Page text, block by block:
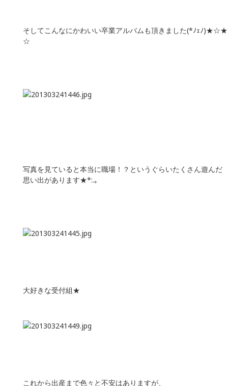
そしてこんなにかわいい卒業アルバムも頂きました(*ﾉｪﾉ)★☆★
☆
写真を見ていると本当に職場！？というぐらいたくさん遊んだ
思い出があります★*:.｡
大好きな受付組★
これから出産まで色々と不安はありますが、